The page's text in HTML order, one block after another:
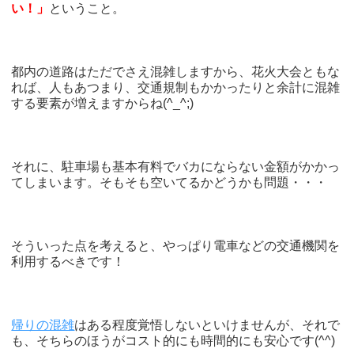
い！」 ということ。
都内の道路はただでさえ混雑しますから、花火大会ともな
れば、人もあつまり、交通規制もかかったりと余計に混雑
する要素が増えますからね(^_^;)
それに、駐車場も基本有料でバカにならない金額がかかっ
てしまいます。そもそも空いてるかどうかも問題・・・
そういった点を考えると、やっぱり電車などの交通機関を
利用するべきです！
帰りの混雑はある程度覚悟しないといけませんが、それで
も、そちらのほうがコスト的にも時間的にも安心です(^^)